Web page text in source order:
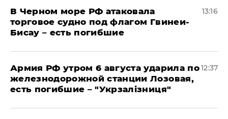
В Черном море РФ атаковала
торговое судно под флагом Гвинеи-
Бисау – есть погибшие
13:16
Армия РФ утром 6 августа ударила по
железнодорожной станции Лозовая,
есть погибшие – "Укрзалізниця"
12:37